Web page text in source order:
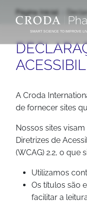
PARA
CONTEÚDO
PARA
MENU
SMART SCIENCE TO IMPROVE
Página Inicial
A Croda
de fornecer sites
Nossos sites
Diretrizes de
(WCAG) 2.2, o que
Utilizamos
Os títulos são
facilitar a